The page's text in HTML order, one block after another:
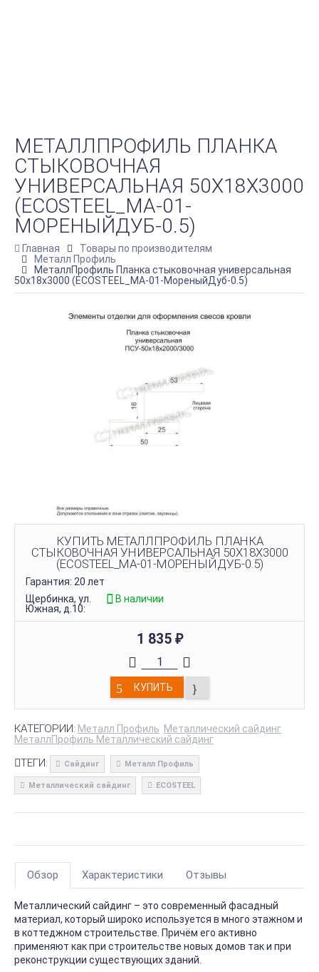
МЕТАЛЛПРОФИЛЬ ПЛАНКА
СТЫКОВОЧНАЯ
УНИВЕРСАЛЬНАЯ 50Х18Х3000
(ECOSTEEL_MA-01-
МОРЕНЫЙДУБ-0.5)
Главная
Товары по производителям
Металл Профиль
МеталлПрофиль Планка стыковочная универсальная
50х18х3000 (ECOSTEEL_MA-01-МореныйДуб-0.5)
КУПИТЬ МЕТАЛЛПРОФИЛЬ ПЛАНКА
СТЫКОВОЧНАЯ УНИВЕРСАЛЬНАЯ 50Х18Х3000
(ECOSTEEL_MA-01-МОРЕНЫЙДУБ-0.5)
Гарантия: 20 лет
Щербинка, ул.
Южная, д.10:
В наличии
1 835 ₽
КУПИТЬ
КАТЕГОРИИ: Металл Профиль Металлический сайдинг
МеталлПрофиль Металлический сайдинг
ТЕГИ: Сайдинг Металл Профиль
Металлический сайдинг ECOSTEEL
Обзор Характеристики Отзывы
Металлический сайдинг – это современный фасадный
материал, который широко используется в много этажном и
в коттеджном строительстве. Причём его активно
применяют как при строительстве новых домов так и при
реконструкции существующих зданий.